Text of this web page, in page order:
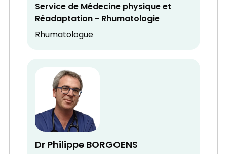
Service de Médecine physique et
Réadaptation - Rhumatologie
Rhumatologue
Dr Philippe BORGOENS